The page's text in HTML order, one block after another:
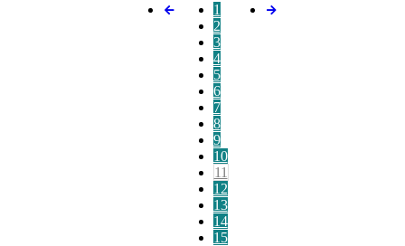
1
2
3
4
5
6
7
8
9
10
11
12
13
14
15